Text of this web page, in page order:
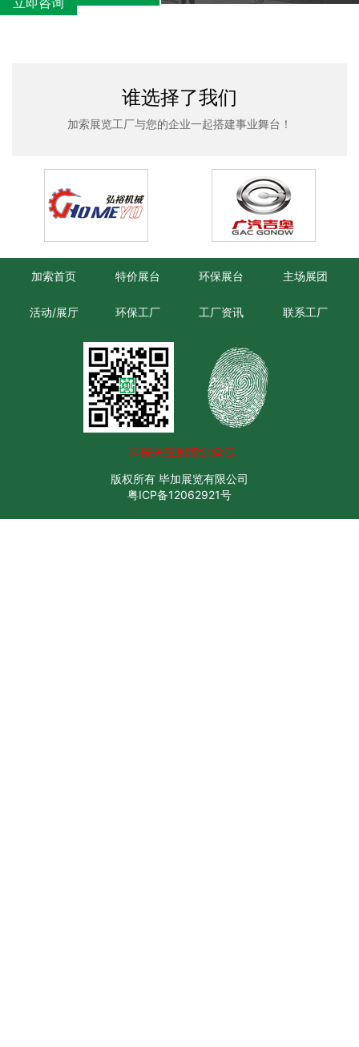
谁选择了我们
加索展览工厂与您的企业一起搭建事业舞台！
加索首页 特价展台 环保展台 主场展团
活动/展厅 环保工厂 工厂资讯 联系工厂
版权所有 毕加展览有限公司
粤ICP备12062921号